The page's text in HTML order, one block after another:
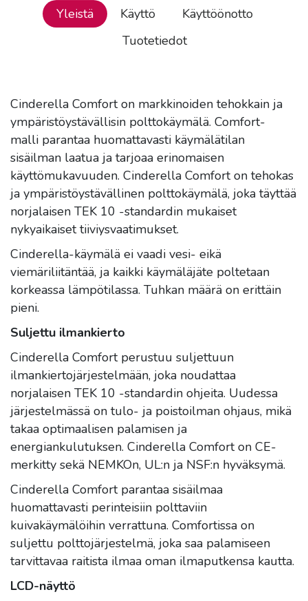
Yleistä Käyttö
Käyttöönotto
Tuotetiedot
Cinderella Comfort on markkinoiden tehokkain ja
ympäristöystävällisin polttokäymälä. Comfort-
malli parantaa huomattavasti käymälätilan
sisäilman laatua ja tarjoaa erinomaisen
käyttömukavuuden. Cinderella Comfort on tehokas
ja ympäristöystävällinen polttokäymälä, joka täyttää
norjalaisen TEK 10 -standardin mukaiset
nykyaikaiset tiiviysvaatimukset.
Cinderella-käymälä ei vaadi vesi- eikä
viemäriliitäntää, ja kaikki käymäläjäte poltetaan
korkeassa lämpötilassa. Tuhkan määrä on erittäin
pieni.
Suljettu ilmankierto
Cinderella Comfort perustuu suljettuun
ilmankiertojärjestelmään, joka noudattaa
norjalaisen TEK 10 -standardin ohjeita. Uudessa
järjestelmässä on tulo- ja poistoilman ohjaus, mikä
takaa optimaalisen palamisen ja
energiankulutuksen. Cinderella Comfort on CE-
merkitty sekä NEMKOn, UL:n ja NSF:n hyväksymä.
Cinderella Comfort parantaa sisäilmaa
huomattavasti perinteisiin polttaviin
kuivakäymälöihin verrattuna. Comfortissa on
suljettu polttojärjestelmä, joka saa palamiseen
tarvittavaa raitista ilmaa oman ilmaputkensa kautta.
LCD-näyttö